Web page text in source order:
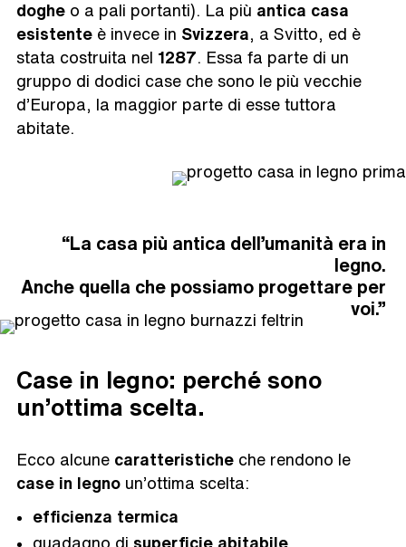
doghe o a pali portanti). La più antica casa
esistente è invece in Svizzera , a Svitto, ed è
stata costruita nel 1287 . Essa fa parte di un
gruppo di dodici case che sono le più vecchie
d’Europa, la maggior parte di esse tuttora
abitate.
“La casa più antica dell’umanità era in
legno.
Anche quella che possiamo progettare per
voi.”
Case in legno: perché sono
un’ottima scelta.
Ecco alcune caratteristiche che rendono le
case in legno un’ottima scelta:
efficienza termica
guadagno di superficie abitabile